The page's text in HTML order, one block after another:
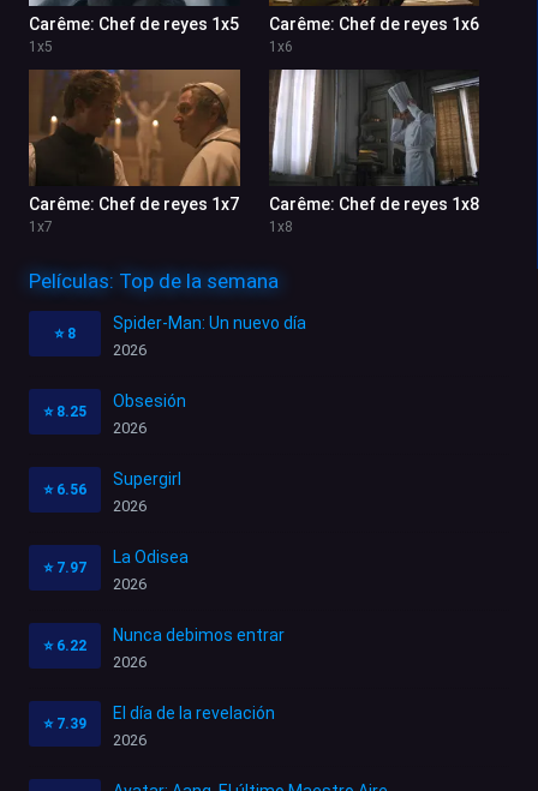
Carême: Chef de reyes 1x5
1 x5
Carême: Chef de reyes 1x6
1 x6
Carême: Chef de reyes 1x7
1 x7
Carême: Chef de reyes 1x8
1 x8
Películas: Top de la semana
⭐ 8
Spider-Man: Un nuevo día
2026
⭐ 8.25
Obsesión
2026
⭐ 6.56
Supergirl
2026
⭐ 7.97
La Odisea
2026
⭐ 6.22
Nunca debimos entrar
2026
⭐ 7.39
El día de la revelación
2026